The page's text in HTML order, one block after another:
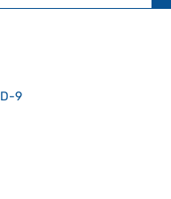
9